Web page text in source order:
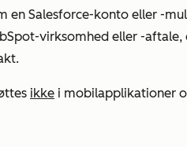
en Salesforce-konto eller -
virksomhed eller -
ikke i mobilapplikationer